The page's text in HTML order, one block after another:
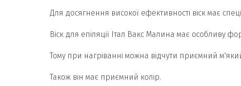
Для досягнення високої ефективності віск має
Віск для епіляції Італ Вакс Малина має особливу
Тому при нагріванні можна відчути приємний
Також він має приємний колір.